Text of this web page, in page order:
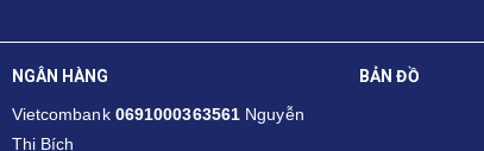
NGÂN HÀNG
Vietcombank 0691000363561 Nguyễn
Thị Bích
BẢN ĐỒ